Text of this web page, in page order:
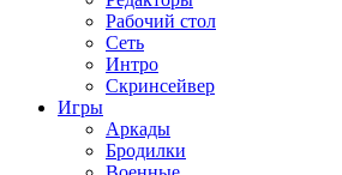
Рабочий стол
Сеть
Интро
Скринсейвер
Игры
Аркады
Бродилки